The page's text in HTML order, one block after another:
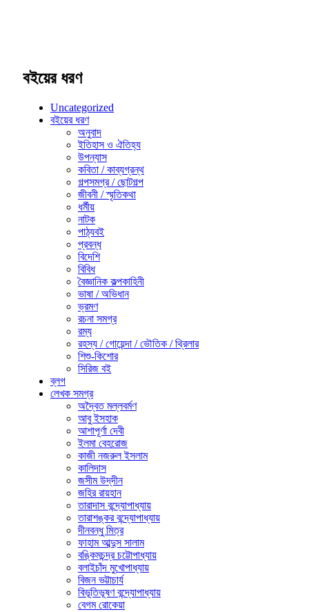
বইয়ের ধরণ
Uncategorized
বইয়ের ধরণ
অনুবাদ
ইতিহাস ও ঐতিহ্য
উপন্যাস
কবিতা / কাব্যগ্রন্থ
গল্পসমগ্র / ছোটগল্প
জীবনী / স্মৃতিকথা
ধর্মীয়
নাটক
পাঠ্যবই
প্রবন্ধ
বিদেশি
বিবিধ
বৈজ্ঞানিক কল্পকাহিনী
ভাষা / অভিধান
ভ্রমণ
রচনা সমগ্র
রম্য
রহস্য / গোয়েন্দা / ভৌতিক / থ্রিলার
শিশু-কিশোর
সিরিজ বই
ব্লগ
লেখক সমগ্র
অদ্বৈত মল্লবর্মণ
আবু ইসহাক
আশাপূর্ণা দেবী
ইলমা বেহরোজ
কাজী নজরুল ইসলাম
কালিদাস
জসীম উদ্‌দীন
জহির রায়হান
তারাদাস বন্দ্যোপাধ্যায়
তারাশঙ্কর বন্দ্যোপাধ্যায়
দীনবন্ধু মিত্র
ফাহাম আব্দুস সালাম
বঙ্কিমচন্দ্র চট্টোপাধ্যায়
বলাইচাঁদ মুখোপাধ্যায়
বিজন ভট্টাচার্য
বিভূতিভূষণ বন্দ্যোপাধ্যায়
বেগম রোকেয়া